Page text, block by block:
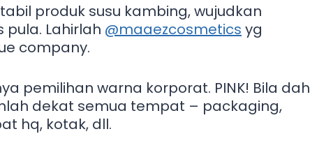
produk susu kambing, wujudkan
pula. Lahirlah @maaezcosmetics yg
company.
pemilihan warna korporat. PINK! Bila dah
dekat semua tempat – packaging,
hq, kotak, dll.